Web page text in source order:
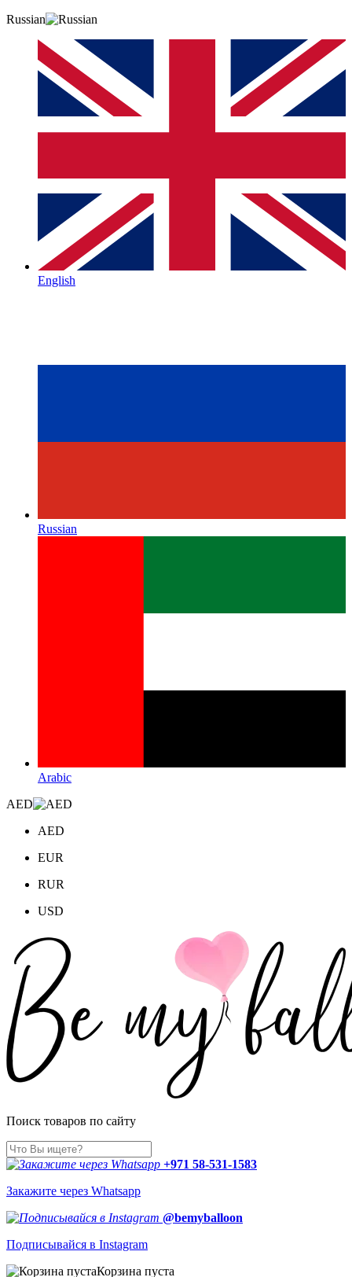
Russian
English
Russian
Arabic
AED
AED
EUR
RUR
USD
Поиск товаров по сайту
+971 58-531-1583
Закажите через Whatsapp
@bemyballoon
Подписывайся в Instagram
Корзина пуста